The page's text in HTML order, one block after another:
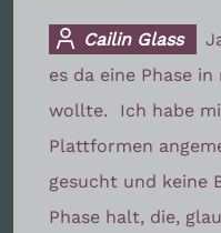
Cailin Glass
es da eine Phase
wollte.
Ich habe
Plattformen
gesucht und keine
Phase halt, die,